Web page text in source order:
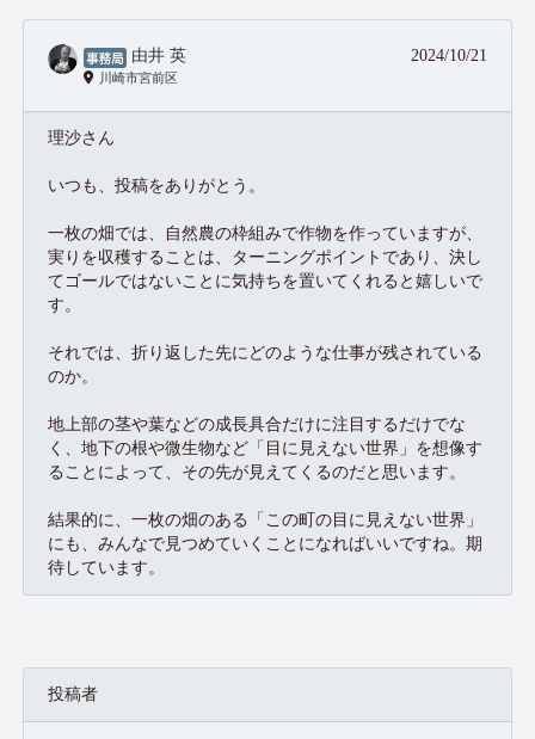
由井 英
川崎市宮前区
2024/10/21
理沙さん
いつも、投稿をありがとう。
一枚の畑では、自然農の枠組みで作物を作っていますが、
実りを収穫することは、ターニングポイントであり、決し
てゴールではないことに気持ちを置いてくれると嬉しいで
す。
それでは、折り返した先にどのような仕事が残されている
のか。
地上部の茎や葉などの成長具合だけに注目するだけでな
く、地下の根や微生物など「目に見えない世界」を想像す
ることによって、その先が見えてくるのだと思います。
結果的に、一枚の畑のある「この町の目に見えない世界」
にも、みんなで見つめていくことになればいいですね。期
待しています。
投稿者